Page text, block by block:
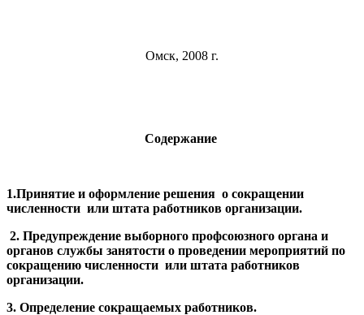
Омск, 2008 г.
Содержание
1.Принятие и оформление решения о сокращении
численности или штата работников организации.
2. Предупреждение выборного профсоюзного органа и
органов службы занятости о проведении мероприятий по
сокращению численности или штата работников
организации.
3. Определение сокращаемых работников.